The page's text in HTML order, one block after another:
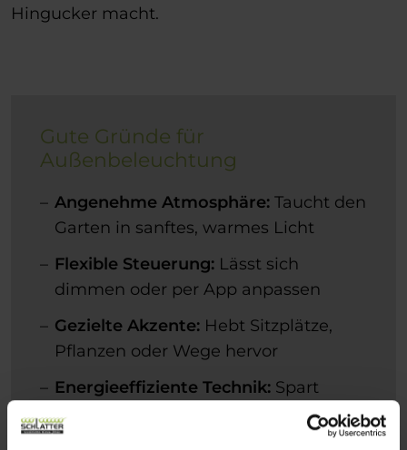
Hingucker macht.
Gute Gründe für
Außenbeleuchtung
Angenehme Atmosphäre: Taucht den
Garten in sanftes, warmes Licht
Flexible Steuerung: Lässt sich
dimmen oder per App anpassen
Gezielte Akzente: Hebt Sitzplätze,
Pflanzen oder Wege hervor
Energieeffiziente Technik: Spart
Strom mit hochwertigen LED-
Systemen